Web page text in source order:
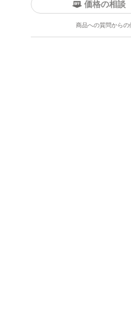
ついて
ーにバッジを付与しています
アした安心・安全なユーザーです
の取引を完了させた実績があります
価格の相談
商品への質問から
ーします
ね！